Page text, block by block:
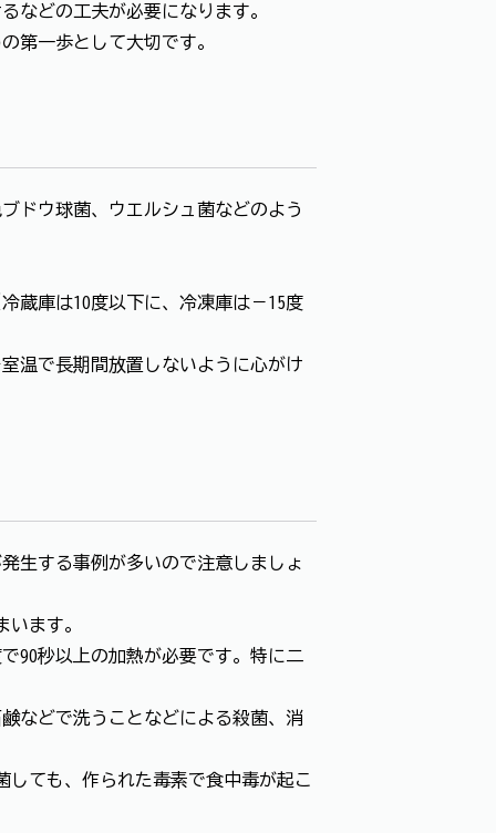
などの工夫が必要になります。
第一歩として大切です。
ドウ球菌、ウエルシュ菌などのよう
蔵庫は10度以下に、冷凍庫は－15度
温で長期間放置しないように心がけ
生する事例が多いので注意しましょ
ます。
90秒以上の加熱が必要です。特に二
などで洗うことなどによる殺菌、消
ても、作られた毒素で食中毒が起こ